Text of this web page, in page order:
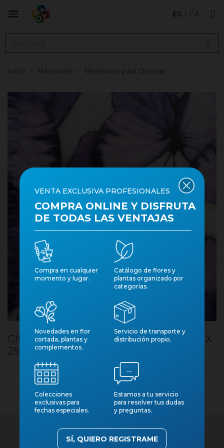
ES CA
Inicio Materiales Materiales para Decorar
CINTA FIBRA LILA PAPALLONES 70MM X
25M
VENTA EXCLUSIVA PROFESIONALES
COMPRA ONLINE Y DISFRUTA
DE TODAS LAS VENTAJAS
Compra en cualquier
momento y lugar.
Catálogo de flores y
plantas organizado por
categorías.
Novedades en flor
cortada, plantas y
complementos.
Servicio de transporte y
distribución propio.
Colecciones
exclusivas para
fechas especiales.
Estamos a tu servicio
para resolver tus dudas
y preguntas.
SÍ, QUIERO REGISTRAME